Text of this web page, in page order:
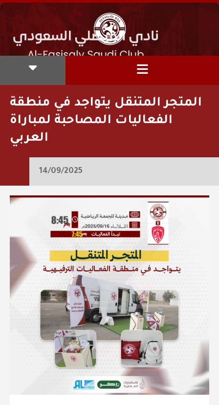
المتجر المتنقل يتواجد في منطقة
الفعاليات المصاحبة لمباراة
العربي
14/09/2025